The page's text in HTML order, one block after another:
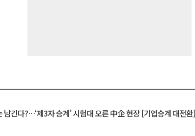
남긴다?…‘제3자 승계’ 시험대 오른 中企 현장 [기업승계 대전환]